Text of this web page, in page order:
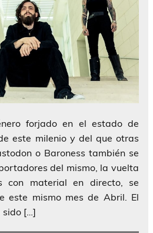
forjado en el estado de
este milenio y del que otras
o Baroness también se
del mismo, la vuelta
con material en directo, se
este mismo mes de Abril. El
sido […]